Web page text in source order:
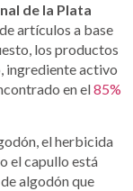
de la Plata
artículos a base
los productos
ingrediente activo
en el85%
el herbicida
el capullo está
algodón que